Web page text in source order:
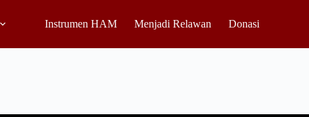
Instrumen HAM Menjadi Relawan Donasi